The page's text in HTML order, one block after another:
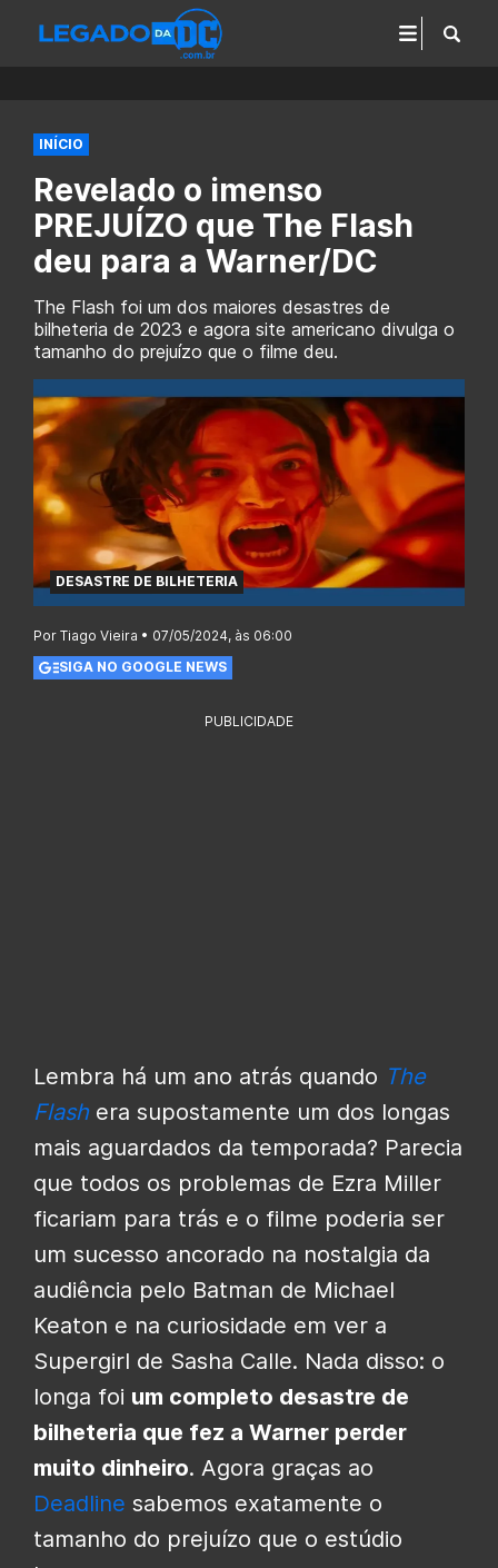
INÍCIO
Revelado o imenso
PREJUÍZO que The Flash
deu para a Warner/DC
The Flash foi um dos maiores desastres de
bilheteria de 2023 e agora site americano divulga o
tamanho do prejuízo que o filme deu.
DESASTRE DE BILHETERIA
Por Tiago Vieira • 07/05/2024, às 06:00
SIGA NO GOOGLE NEWS
PUBLICIDADE
Lembra há um ano atrás quando The
Flashera supostamente um dos longas
mais aguardados da temporada? Parecia
que todos os problemas de Ezra Miller
ficariam para trás e o filme poderia ser
um sucesso ancorado na nostalgia da
audiência pelo Batman de Michael
Keaton e na curiosidade em ver a
Supergirl de Sasha Calle. Nada disso: o
longa foi um completo desastre de
bilheteria que fez a Warner perder
muito dinheiro. Agora graças ao
Deadline sabemos exatamente o
tamanho do prejuízo que o estúdio